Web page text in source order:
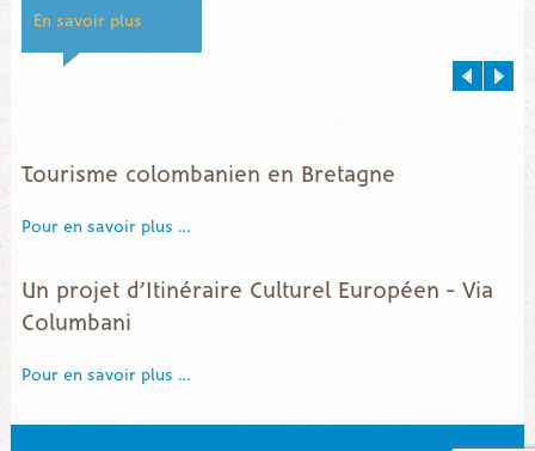
En savoir plus
Tourisme colombanien en Bretagne
Pour en savoir plus …
Un projet d’Itinéraire Culturel Européen – Via
Columbani
Pour en savoir plus …